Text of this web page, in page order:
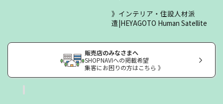
インテリア・住設人材派
遣|HEYAGOTO Human Satellite
販売店のみなさまへ
SHOPNAVIへの掲載希望
集客にお困りの方はこちら 》